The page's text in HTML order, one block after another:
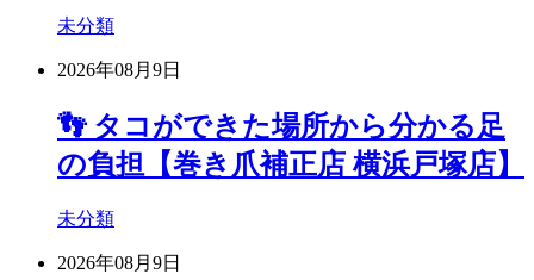
未分類
2026年08月9日
👣 タコができた場所から分かる足
の負担【巻き爪補正店 横浜戸塚店】
未分類
2026年08月9日